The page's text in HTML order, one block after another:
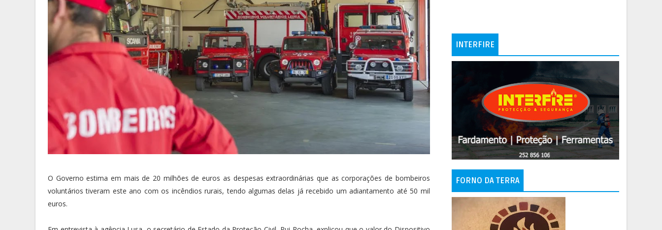
O Governo estima em mais de 20 milhões de euros as despesas extraordinárias que as corporações de bombeiros
voluntários tiveram este ano com os incêndios rurais, tendo algumas delas já recebido um adiantamento até 50 mil
euros.
INTERFIRE
FORNO DA TERRA